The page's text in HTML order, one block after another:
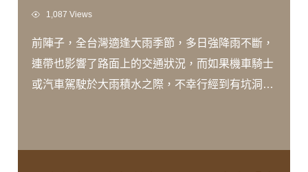
Views1,087 Views
前陣子，全台灣適逢大雨季節，多日強降雨不斷，
連帶也影響了路面上的交通狀況，而如果機車騎士
或汽車駕駛於大雨積水之際，不幸行經到有坑洞的